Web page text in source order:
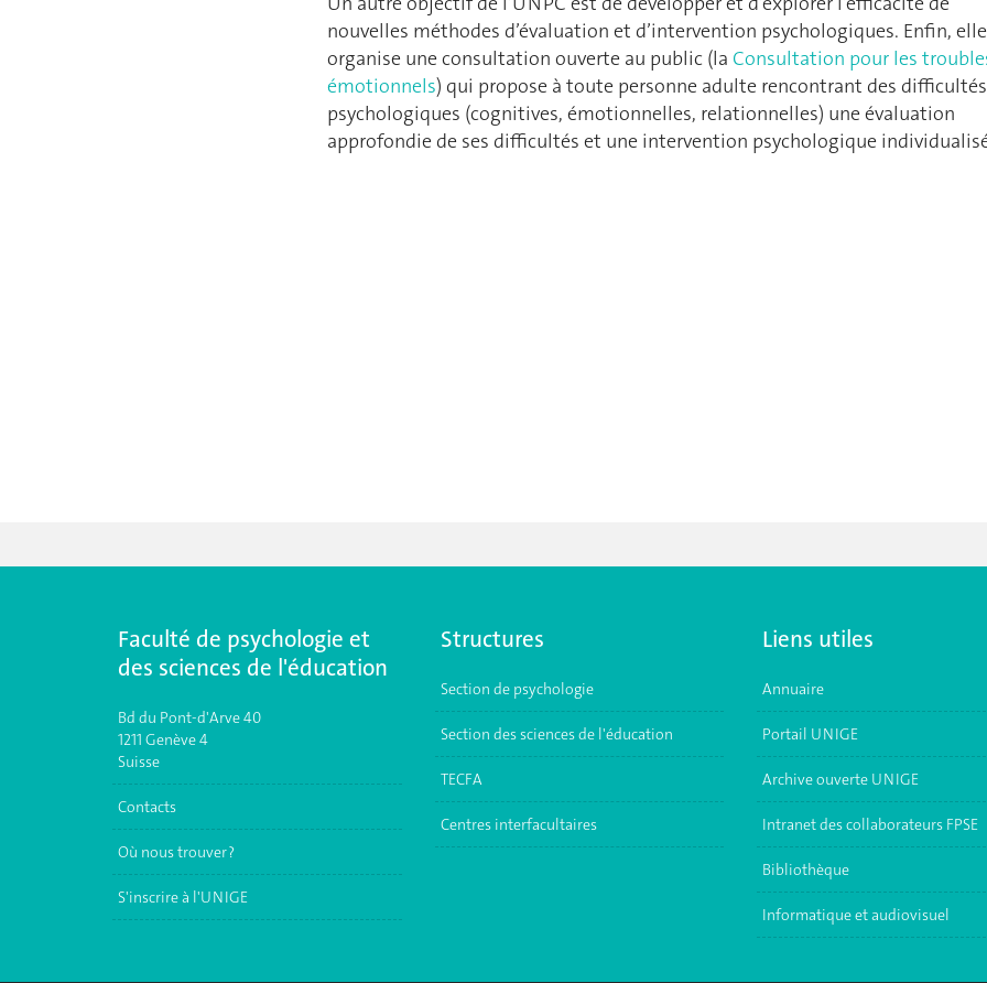
nouvelles méthodes d’évaluation et d’intervention psychologiques. Enfin, elle
organise une consultation ouverte au public (la Consultation pour les
émotionnels) qui propose à toute personne adulte rencontrant des difficultés
psychologiques (cognitives, émotionnelles, relationnelles) une évaluation
approfondie de ses difficultés et une intervention psychologique
Faculté de psychologie et
des sciences de l'éducation
Bd du Pont-d'Arve 40
1211 Genève 4
Suisse
Contacts
Où nous trouver ?
S'inscrire à l'UNIGE
Structures
Section de psychologie
Section des sciences de l'éducation
TECFA
Centres interfacultaires
Liens utiles
Annuaire
Portail UNIGE
Archive ouverte UNIGE
Intranet des collaborateurs FPSE
Bibliothèque
Informatique et audiovisuel